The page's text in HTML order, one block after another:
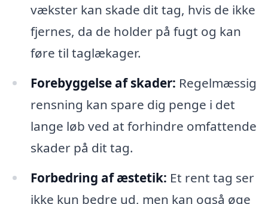
vækster kan skade dit tag, hvis de ikke
fjernes, da de holder på fugt og kan
føre til taglækager.
Forebyggelse af skader: Regelmæssig
rensning kan spare dig penge i det
lange løb ved at forhindre omfattende
skader på dit tag.
Forbedring af æstetik: Et rent tag ser
ikke kun bedre ud, men kan også øge